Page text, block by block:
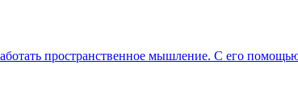
пространственное мышление. С его